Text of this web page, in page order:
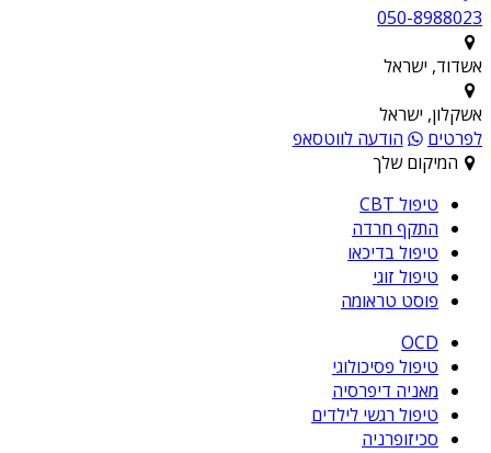
050-8988023
אשדוד, ישראל
אשקלון, ישראל
לפרטים
הודעה לווטסאפ
המיקום שלך
טיפול CBT
התקף חרדה
טיפול בדיכאו
טיפול זוגי
פוסט טראומה
OCD
טיפול פסיכולוגי
מאניה דיפרסיה
טיפול רגשי לילדים
סכיזופרניה